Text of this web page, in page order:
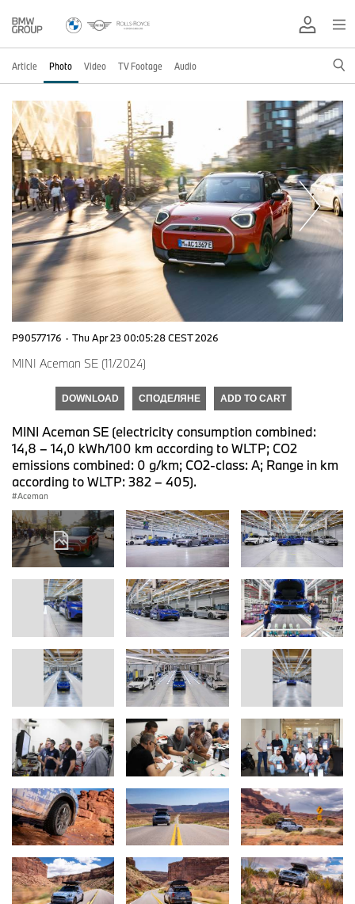
Article Photo Video TV Footage Audio
P90577176 · Thu Apr 23 00:05:28 CEST 2026
MINI Aceman SE (11/2024)
DOWNLOAD СПОДЕЛЯНЕ ADD TO CART
MINI Aceman SE (electricity consumption combined:
14,8 – 14,0 kWh/100 km according to WLTP; CO2
emissions combined: 0 g/km; CO2-class: A; Range in km
according to WLTP: 382 – 405).
Aceman